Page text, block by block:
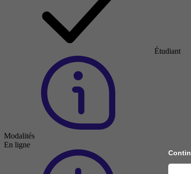
Étudiant
Modalités
En ligne